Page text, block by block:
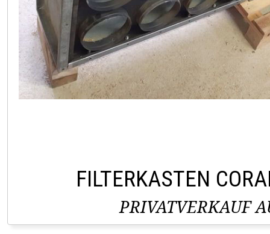
FILTERKASTEN
PRIVATVERKAUF